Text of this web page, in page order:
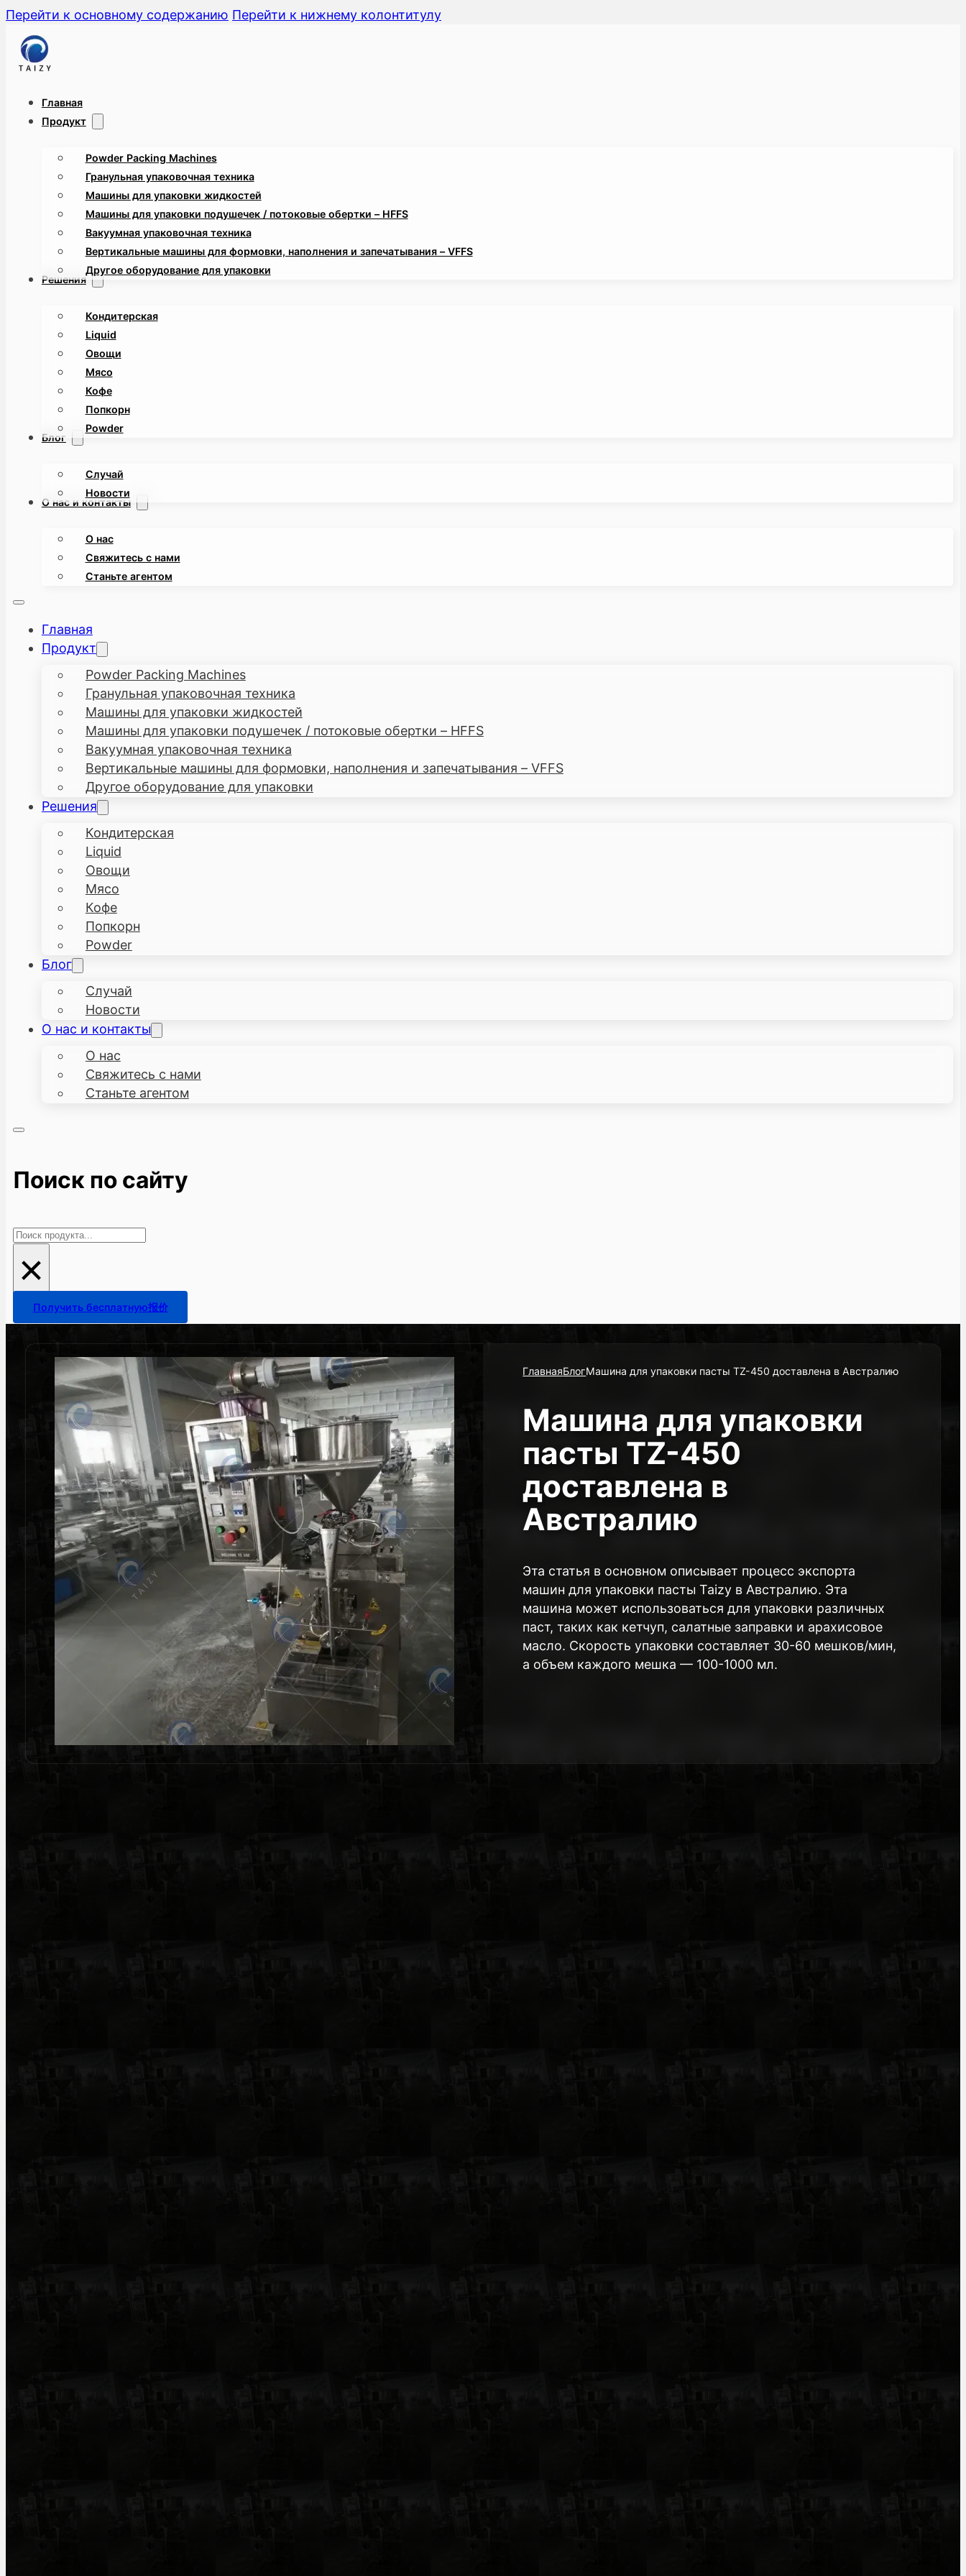
Перейти к основному содержанию Перейти к нижнему колонтитулу
Главная
Продукт
Powder Packing Machines
Гранульная упаковочная техника
Машины для упаковки жидкостей
Машины для упаковки подушечек / потоковые обертки – HFFS
Вакуумная упаковочная техника
Вертикальные машины для формовки, наполнения и запечатывания – VFFS
Другое оборудование для упаковки
Решения
Кондитерская
Liquid
Овощи
Мясо
Кофе
Попкорн
Powder
Блог
Случай
Новости
О нас и контакты
О нас
Свяжитесь с нами
Станьте агентом
Главная
Продукт
Powder Packing Machines
Гранульная упаковочная техника
Машины для упаковки жидкостей
Машины для упаковки подушечек / потоковые обертки – HFFS
Вакуумная упаковочная техника
Вертикальные машины для формовки, наполнения и запечатывания – VFFS
Другое оборудование для упаковки
Решения
Кондитерская
Liquid
Овощи
Мясо
Кофе
Попкорн
Powder
Блог
Случай
Новости
О нас и контакты
О нас
Свяжитесь с нами
Станьте агентом
Поиск по сайту
Поиск
×
Получить бесплатную报价
ГлавнаяБлогМашина для упаковки пасты TZ-450 доставлена в Австралию
Машина для упаковки
пасты TZ-450
доставлена в
Австралию
Эта статья в основном описывает процесс экспорта
машин для упаковки пасты Taizy в Австралию. Эта
машина может использоваться для упаковки различных
паст, таких как кетчуп, салатные заправки и арахисовое
масло. Скорость упаковки составляет 30-60 мешков/мин,
а объем каждого мешка — 100-1000 мл.